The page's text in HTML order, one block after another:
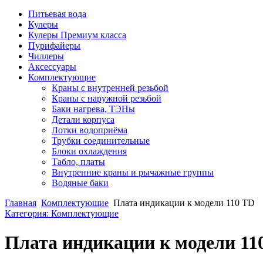
Питьевая вода
Кулеры
Кулеры Премиум класса
Пурифайеры
Чиллеры
Аксессуары
Комплектующие
Краны с внутренней резьбой
Краны с наружной резьбой
Баки нагрева, ТЭНы
Детали корпуса
Лотки водоприёма
Трубки соединительные
Блоки охлаждения
Табло, платы
Внутренние краны и рычажные группы
Водяные баки
Главная Комплектующие Плата индикации к модели 110 TD
Категория: Комплектующие
Плата индикации к модели